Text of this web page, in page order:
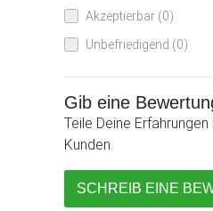
Akzeptierbar (0)
Unbefriedigend (0)
Gib eine
Teile Deine
Kunden.
SCHREIB EINE